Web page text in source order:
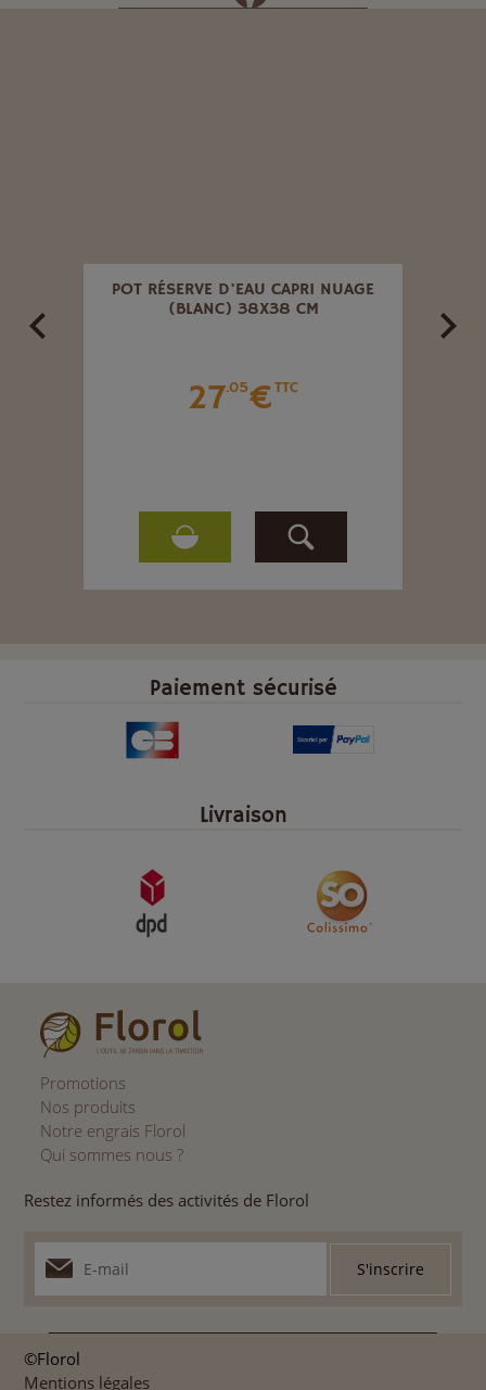
POT RÉSERVE D'EAU CAPRI NUAGE
(BLANC) 38X38 CM
27.05€TTC
Paiement sécurisé
Livraison
Promotions
Nos produits
Notre engrais Florol
Qui sommes nous ?
Restez informés des activités de Florol
©Florol
Mentions légales